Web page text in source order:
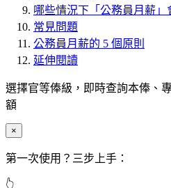
哪些情況下「公務員月薪」
常見問題
公務員月薪的 5 個原則
延伸閱讀
選擇官等俸級，即時查詢本俸、
額
×
第一次使用？三步上手：
👆